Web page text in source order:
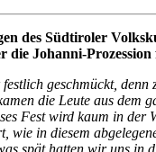
des Südtiroler
Johanni-Prozession
geschmückt, denn
die Leute aus dem
Fest wird kaum in der
wie in diesem